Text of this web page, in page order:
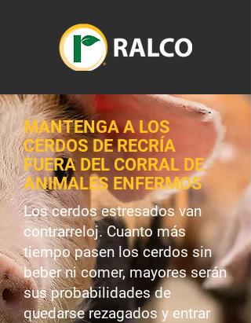
MANTENGA A LOS
CERDOS DE RECRÍA
FUERA DEL CORRAL DE
ANIMALES ENFERMOS
Los cerdos estresados van
contrarreloj. Cuanto más
tiempo pasen los cerdos sin
beber ni comer, mayores serán
sus probabilidades de
quedarse rezagados y entrar